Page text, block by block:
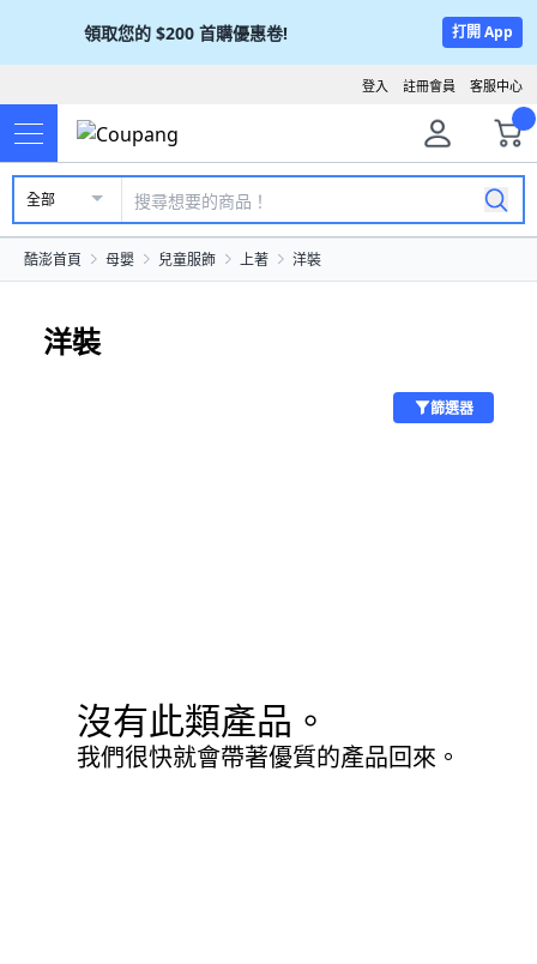
領取您的 $200 首購優惠卷! 打開 App
客服中心
註冊會員
登入
全部
酷澎首頁 母嬰 兒童服飾 上著 洋裝
洋裝
篩選器
沒有此類產品。
我們很快就會帶著優質的產品回來。